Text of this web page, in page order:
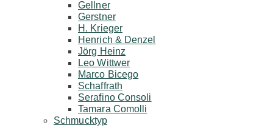
Gellner
Gerstner
H. Krieger
Henrich & Denzel
Jörg Heinz
Leo Wittwer
Marco Bicego
Schaffrath
Serafino Consoli
Tamara Comolli
Schmucktyp